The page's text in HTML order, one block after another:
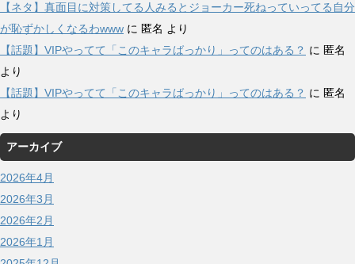
【ネタ】真面目に対策してる人みるとジョーカー死ねっていってる自分
が恥ずかしくなるわwww に 匿名 より
【話題】VIPやってて「このキャラばっかり」ってのはある？ に 匿名
より
【話題】VIPやってて「このキャラばっかり」ってのはある？ に 匿名
より
アーカイブ
2026年4月
2026年3月
2026年2月
2026年1月